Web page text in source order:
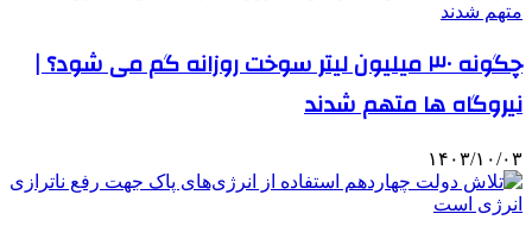
چگونه ۳۰ میلیون لیتر سوخت روزانه گم می‌ شود؟ |
نیروگاه‌ ها متهم شدند
۱۴۰۳/۱۰/۰۳